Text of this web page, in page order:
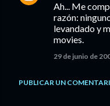
Ah... Me
razón:
levandado y
movies.
29 de junio de
PUBLICAR UN